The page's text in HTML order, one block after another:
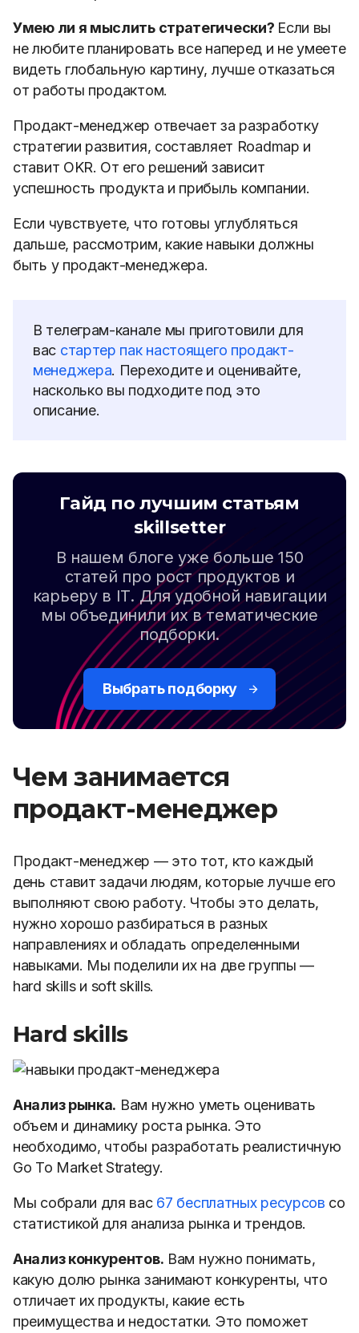
Умею ли я мыслить стратегически? Если вы
не любите планировать все наперед и не умеете
видеть глобальную картину, лучше отказаться
от работы продактом.
Продакт-менеджер отвечает за разработку
стратегии развития, составляет Roadmap и
ставит OKR. От его решений зависит
успешность продукта и прибыль компании.
Если чувствуете, что готовы углубляться
дальше, рассмотрим, какие навыки должны
быть у продакт-менеджера.
В телеграм-канале мы приготовили для
вас стартер пак настоящего продакт-
менеджера. Переходите и оценивайте,
насколько вы подходите под это
описание.
Гайд по лучшим статьям
skillsetter
В нашем блоге уже больше 150
статей про рост продуктов и
карьеру в IT. Для удобной навигации
мы объединили их в тематические
подборки.
Выбрать подборку
Чем занимается
продакт-менеджер
Продакт-менеджер — это тот, кто каждый
день ставит задачи людям, которые лучше его
выполняют свою работу. Чтобы это делать,
нужно хорошо разбираться в разных
направлениях и обладать определенными
навыками. Мы поделили их на две группы —
hard skills и soft skills.
Hard skills
Анализ рынка. Вам нужно уметь оценивать
объем и динамику роста рынка. Это
необходимо, чтобы разработать реалистичную
Go To Market Strategy.
Мы собрали для вас 67 бесплатных ресурсов со
статистикой для анализа рынка и трендов.
Анализ конкурентов. Вам нужно понимать,
какую долю рынка занимают конкуренты, что
отличает их продукты, какие есть
преимущества и недостатки. Это поможет